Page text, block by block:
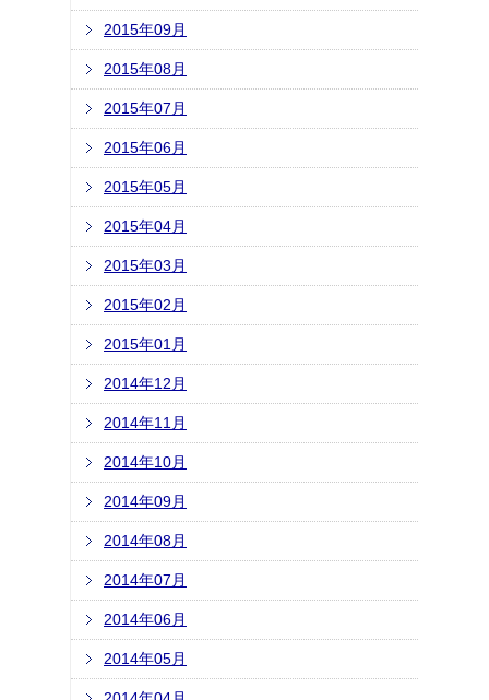
2015年09月
2015年08月
2015年07月
2015年06月
2015年05月
2015年04月
2015年03月
2015年02月
2015年01月
2014年12月
2014年11月
2014年10月
2014年09月
2014年08月
2014年07月
2014年06月
2014年05月